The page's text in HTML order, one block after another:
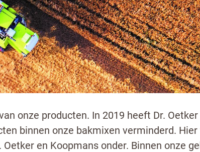
en bewuste voeding gaan goed samen in
zorg je voor een gezonde
Want steeds hetzelfde eten, dat is een
voedingspatroon is doorslaggevend
onze producten. In 2019 heeft Dr. Oetker
binnen onze bakmixen verminderd. Hier
en Koopmans onder. Binnen onze